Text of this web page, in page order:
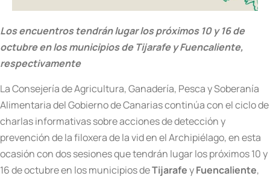
Los encuentros tendrán lugar los próximos 10 y 16 de
octubre en los municipios de Tijarafe y Fuencaliente,
respectivamente
La Consejería de Agricultura, Ganadería, Pesca y Soberanía
Alimentaria del Gobierno de Canarias continúa con el ciclo de
charlas informativas sobreacciones de detección y
prevención de la filoxera de la vid en el Archipiélago, en esta
ocasión con dos sesiones que tendrán lugar los próximos 10 y
16 de octubre en los municipios deTijarafeyFuencaliente,